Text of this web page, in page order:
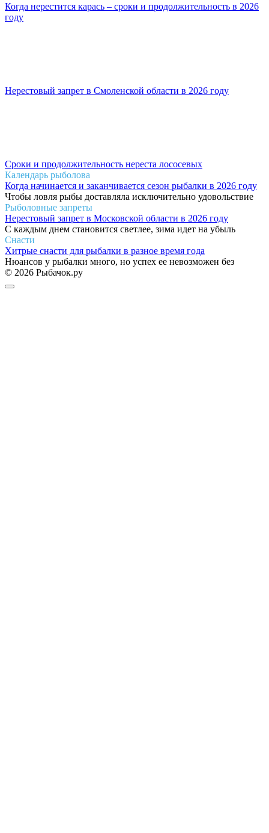
Когда нерестится карась – сроки и продолжительность в 2026
году
Нерестовый запрет в Смоленской области в 2026 году
Сроки и продолжительность нереста лососевых
Календарь рыболова
Когда начинается и заканчивается сезон рыбалки в 2026 году
Чтобы ловля рыбы доставляла исключительно удовольствие
Рыболовные запреты
Нерестовый запрет в Московской области в 2026 году
С каждым днем становится светлее, зима идет на убыль
Снасти
Хитрые снасти для рыбалки в разное время года
Нюансов у рыбалки много, но успех ее невозможен без
© 2026 Рыбачок.ру